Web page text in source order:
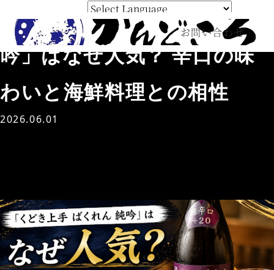
Powered by
Translate
お問い合わせ
「くどき上手 ばくれん 純
吟」はなぜ人気？ 辛口の味
わいと海鮮料理との相性
2026.06.01